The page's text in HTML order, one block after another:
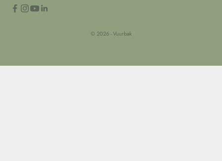
© 2026 - Vuurbak